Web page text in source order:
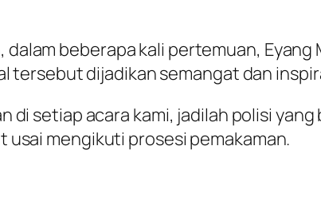
beberapa kali pertemuan,
tersebut dijadikan semangat dan
di setiap acara kami, jadilah polisi
usai mengikuti prosesi pemakaman.